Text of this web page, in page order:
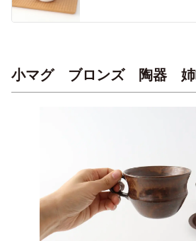
小マグ ブロンズ 陶器 姉